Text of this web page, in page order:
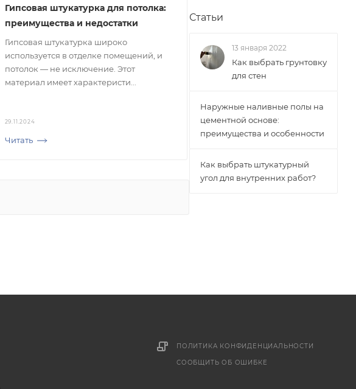
29.11.2024
Читать
Гипсовая штукатурка для потолка:
преимущества и недостатки
Гипсовая штукатурка широко
используется в отделке помещений, и
потолок — не исключение. Этот
материал имеет характеристи...
Статьи
13 января 2022
Как выбрать грунтовку
для стен
Наружные наливные полы на
цементной основе:
преимущества и особенности
Как выбрать штукатурный
угол для внутренних работ?
ПОЛИТИКА КОНФИДЕНЦИАЛЬНОСТИ
СООБЩИТЬ ОБ ОШИБКЕ